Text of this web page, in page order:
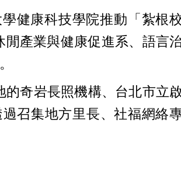
健康科技學院推動「紮根
閒產業與健康促進系、語言
奇岩長照機構、台北市立
召集地方里長、社福網絡